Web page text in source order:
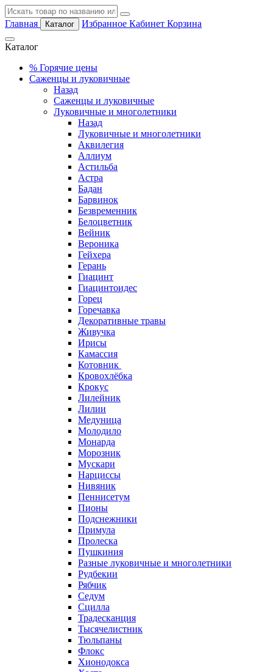
Главная Каталог Избранное Кабинет Корзина
Каталог
% Горячие цены
Саженцы и луковичные
Назад
Саженцы и луковичные
Луковичные и многолетники
Назад
Луковичные и многолетники
Аквилегия
Аллиум
Астильба
Астра
Бадан
Барвинок
Безвременник
Белоцветник
Вейник
Вероника
Гейхера
Герань
Гиацинт
Гиацинтоидес
Горец
Горечавка
Декоративные травы
Живучка
Ирисы
Камассия
Котовник
Кровохлёбка
Крокус
Лилейник
Лилии
Медуница
Молодило
Монарда
Морозник
Мускари
Нарциссы
Нивяник
Пеннисетум
Пионы
Подснежники
Примула
Пролеска
Пушкиния
Разные луковичные и многолетники
Рудбекии
Рябчик
Седум
Сцилла
Традесканция
Тысячелистник
Тюльпаны
Флокс
Хионодокса